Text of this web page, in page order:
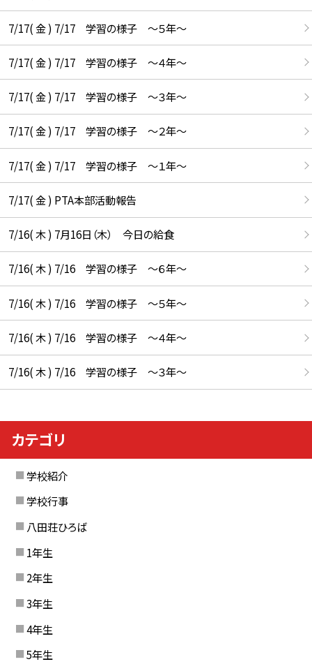
7/17( 金 ) 7/17 学習の様子 ～５年～
7/17( 金 ) 7/17 学習の様子 ～４年～
7/17( 金 ) 7/17 学習の様子 ～３年～
7/17( 金 ) 7/17 学習の様子 ～２年～
7/17( 金 ) 7/17 学習の様子 ～１年～
7/17( 金 ) PTA本部活動報告
7/16( 木 ) 7月16日（木） 今日の給食
7/16( 木 ) 7/16 学習の様子 ～６年～
7/16( 木 ) 7/16 学習の様子 ～５年～
7/16( 木 ) 7/16 学習の様子 ～４年～
7/16( 木 ) 7/16 学習の様子 ～３年～
カテゴリ
学校紹介
学校行事
八田荘ひろば
1年生
2年生
3年生
4年生
5年生